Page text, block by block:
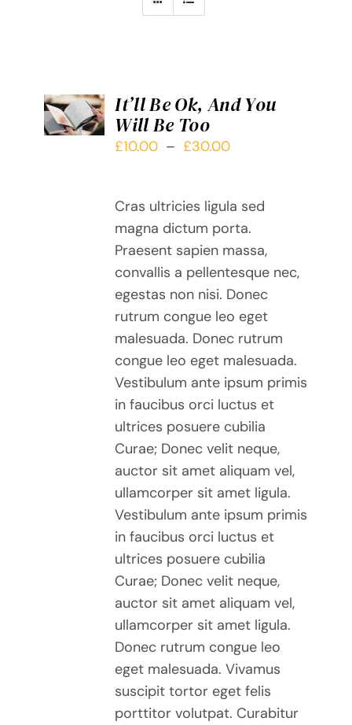
DES
OPTIONS
CE
PRODUIT
VARIATIONS.
OPTIONS
PEUVENT
CHOISIES
PRODUIT
It’ll Be Ok, And You
Will Be Too
£10.00 – £30.00Plage
£10.00
à
£30.00
Cras ultricies ligula sed
magna dictum porta.
Praesent sapien massa,
convallis a pellentesque nec,
egestas non nisi. Donec
rutrum congue leo eget
malesuada. Donec rutrum
congue leo eget malesuada.
Vestibulum ante ipsum primis
in faucibus orci luctus et
ultrices posuere cubilia
Curae; Donec velit neque,
auctor sit amet aliquam vel,
ullamcorper sit amet ligula.
Vestibulum ante ipsum primis
in faucibus orci luctus et
ultrices posuere cubilia
Curae; Donec velit neque,
auctor sit amet aliquam vel,
ullamcorper sit amet ligula.
Donec rutrum congue leo
eget malesuada. Vivamus
suscipit tortor eget felis
porttitor volutpat. Curabitur